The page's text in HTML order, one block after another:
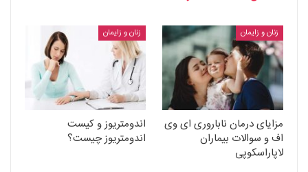
زنان و زایمان
مزایای درمان ناباروری ای وی
اف و سوالات بیماران
لاپاراسکوپی
زنان و زایمان
اندومتریوز و کیست
اندومتریوز چیست؟